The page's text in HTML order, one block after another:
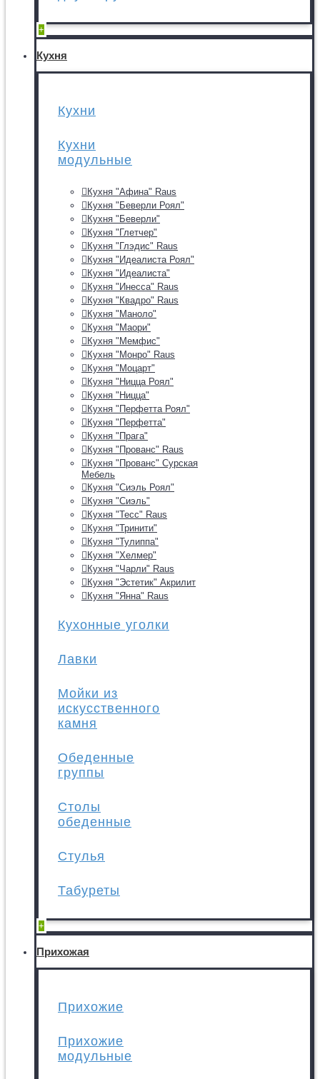
+
Кухня
Кухни
Кухни
модульные
Кухня "Афина" Raus
Кухня "Беверли Роял"
Кухня "Беверли"
Кухня "Глетчер"
Кухня "Глэдис" Raus
Кухня "Идеалиста Роял"
Кухня "Идеалиста"
Кухня "Инесса" Raus
Кухня "Квадро" Raus
Кухня "Маноло"
Кухня "Маори"
Кухня "Мемфис"
Кухня "Монро" Raus
Кухня "Моцарт"
Кухня "Ницца Роял"
Кухня "Ницца"
Кухня "Перфетта Роял"
Кухня "Перфетта"
Кухня "Прага"
Кухня "Прованс" Raus
Кухня "Прованс" Сурская
Мебель
Кухня "Сиэль Роял"
Кухня "Сиэль"
Кухня "Тесс" Raus
Кухня "Тринити"
Кухня "Тулиппа"
Кухня "Хелмер"
Кухня "Чарли" Raus
Кухня "Эстетик" Акрилит
Кухня "Янна" Raus
Кухонные уголки
Лавки
Мойки из
искусственного
камня
Обеденные
группы
Столы
обеденные
Стулья
Табуреты
+
Прихожая
Прихожие
Прихожие
модульные